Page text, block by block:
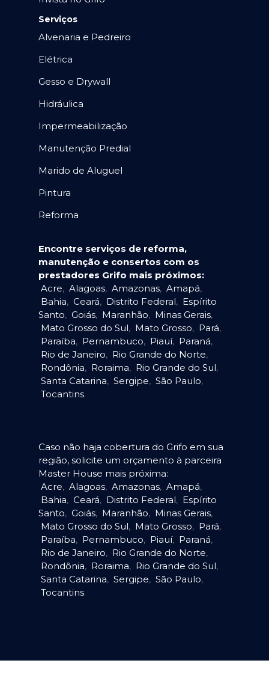
Serviços
Alvenaria e Pedreiro
Elétrica
Gesso e Drywall
Hidráulica
Impermeabilização
Manutenção Predial
Marido de Aluguel
Pintura
Reforma
Encontre serviços de reforma,
manutenção e consertos com os
prestadores Grifo mais próximos:
Acre, Alagoas, Amazonas, Amapá,
Bahia, Ceará, Distrito Federal, Espírito
Santo, Goiás, Maranhão, Minas Gerais,
Mato Grosso do Sul, Mato Grosso, Pará,
Paraíba, Pernambuco, Piauí, Paraná,
Rio de Janeiro, Rio Grande do Norte,
Rondônia, Roraima, Rio Grande do Sul,
Santa Catarina, Sergipe, São Paulo,
Tocantins.
Caso não haja cobertura do Grifo em sua
região, solicite um orçamento à parceira
Master House mais próxima:
Acre, Alagoas, Amazonas, Amapá,
Bahia, Ceará, Distrito Federal, Espírito
Santo, Goiás, Maranhão, Minas Gerais,
Mato Grosso do Sul, Mato Grosso, Pará,
Paraíba, Pernambuco, Piauí, Paraná,
Rio de Janeiro, Rio Grande do Norte,
Rondônia, Roraima, Rio Grande do Sul,
Santa Catarina, Sergipe, São Paulo,
Tocantins.